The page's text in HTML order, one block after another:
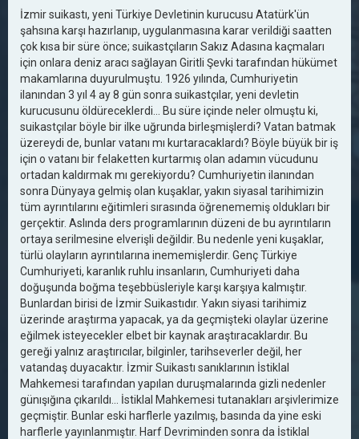
İzmir suikastı, yeni Türkiye Devletinin kurucusu Atatürk'ün
şahsına karşı hazırlanıp, uygulanmasına karar verildiği saatten
çok kısa bir süre önce; suikastçıların Sakız Adasına kaçmaları
için onlara deniz aracı sağlayan Giritli Şevki tarafından hükümet
makamlarına duyurulmuştu. 1926 yılında, Cumhuriyetin
ilanından 3 yıl 4 ay 8 gün sonra suikastçılar, yeni devletin
kurucusunu öldüreceklerdi... Bu süre içinde neler olmuştu ki,
suikastçılar böyle bir ilke uğrunda birleşmişlerdi? Vatan batmak
üzereydi de, bunlar vatanı mı kurtaracaklardı? Böyle büyük bir iş
için o vatanı bir felaketten kurtarmış olan adamın vücudunu
ortadan kaldırmak mı gerekiyordu? Cumhuriyetin ilanından
sonra Dünyaya gelmiş olan kuşaklar, yakın siyasal tarihimizin
tüm ayrıntılarını eğitimleri sırasında öğrenememiş oldukları bir
gerçektir. Aslında ders programlarının düzeni de bu ayrıntıların
ortaya serilmesine elverişli değildir. Bu nedenle yeni kuşaklar,
türlü olayların ayrıntılarına inememişlerdir. Genç Türkiye
Cumhuriyeti, karanlık ruhlu insanların, Cumhuriyeti daha
doğuşunda boğma teşebbüsleriyle karşı karşıya kalmıştır.
Bunlardan birisi de İzmir Suikastıdır. Yakın siyasi tarihimiz
üzerinde araştırma yapacak, ya da geçmişteki olaylar üzerine
eğilmek isteyecekler elbet bir kaynak araştıracaklardır. Bu
gereği yalnız araştırıcılar, bilginler, tarihseverler değil, her
vatandaş duyacaktır. İzmir Suikastı sanıklarının İstiklal
Mahkemesi tarafından yapılan duruşmalarında gizli nedenler
günışığına çıkarıldı... İstiklal Mahkemesi tutanakları arşivlerimize
geçmiştir. Bunlar eski harflerle yazılmış, basında da yine eski
harflerle yayınlanmıştır. Harf Devriminden sonra da İstiklal